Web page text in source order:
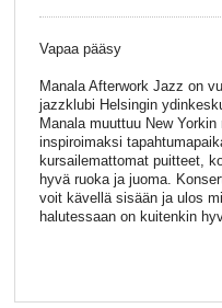
Vapaa pääsy
Manala Afterwork Jazz on
jazzklubi Helsingin
Manala muuttuu New
inspiroimaksi
kursailemattomat puitteet,
hyvä ruoka ja juoma.
voit kävellä sisään ja ulos
halutessaan on kuitenkin